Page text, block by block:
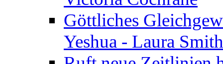
Göttliches
Yeshua - Laura